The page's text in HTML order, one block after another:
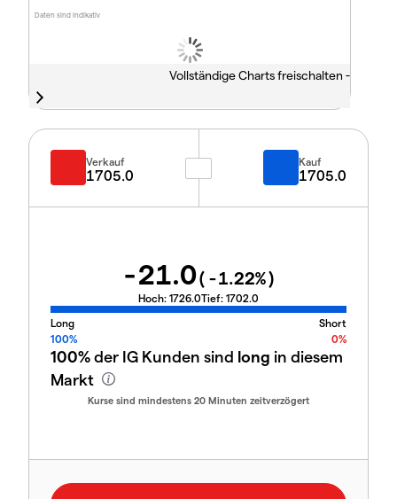
Daten sind indikativ
Vollständige Charts freischalten -
Verkauf
1705.0
Kauf
1705.0
-21.0( -1.22%)
Hoch: 1726.0Tief: 1702.0
Long
Short
100%
0%
100%der IG Kunden sind long in diesem
Markt
Kurse sind mindestens 20 Minuten zeitverzögert